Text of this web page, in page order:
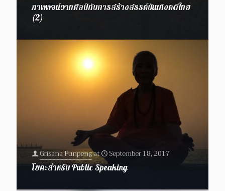
ภาพพจน์วาทศิลป์กับการสร้างสรรค์บันเทิงคดีไทย
(2)
Grisana Punpengat
September 18, 2017
โยคะสำหรับ Public Speaking